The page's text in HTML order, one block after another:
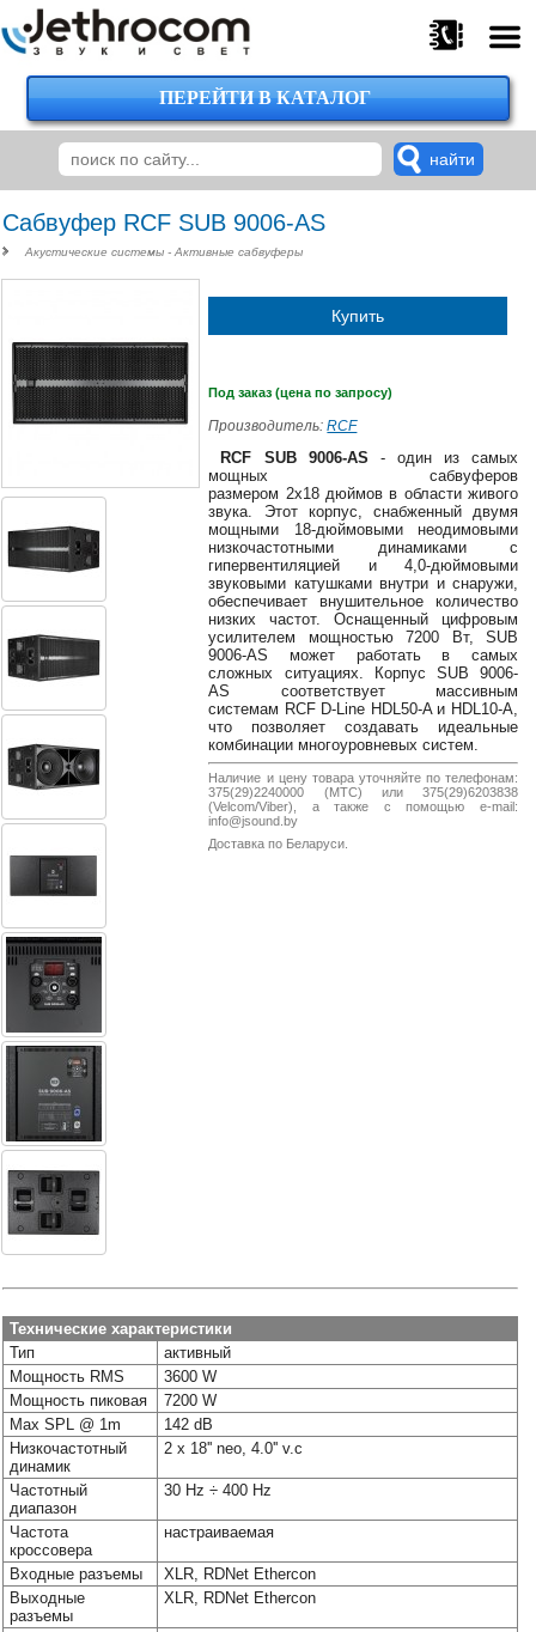
375
224-
00-
375
29
620-
38-
38
0162
25-
38-
38
ПЕРЕЙТИ В КАТАЛОГ
Сабвуфер RCF SUB 9006-AS
Акустические системы - Активные сабвуферы
Купить
Под заказ (цена по запросу)
Производитель:RCF
RCF SUB 9006-AS - один из самых
мощных сабвуферов
размером 2x18 дюймов в области живого
звука. Этот корпус, снабженный двумя
мощными 18-дюймовыми неодимовыми
низкочастотными динамиками с
гипервентиляцией и 4,0-дюймовыми
звуковыми катушками внутри и снаружи,
обеспечивает внушительное количество
низких частот. Оснащенный цифровым
усилителем мощностью 7200 Вт, SUB
9006-AS может работать в самых
сложных ситуациях. Корпус SUB 9006-
AS соответствует массивным
системам RCF D-Line HDL50-A и HDL10-A,
что позволяет создавать идеальные
комбинации многоуровневых систем.
Наличие и цену товара уточняйте по телефонам:
375(29)2240000 (МТС) или 375(29)6203838
(Velcom/Viber), а также с помощью e-mail:
info@jsound.by
Доставка по Беларуси.
Технические характеристики
Тип
активный
Мощность RMS
3600 W
Мощность пиковая
7200 W
Max SPL @ 1m
142 dB
Низкочастотный
динамик
2 x 18'' neo, 4.0'' v.c
Частотный
диапазон
30 Hz ÷ 400 Hz
Частота
кроссовера
настраиваемая
Входные разъемы
XLR, RDNet Ethercon
Выходные
разъемы
XLR, RDNet Ethercon